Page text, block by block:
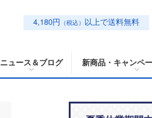
4,180円 （税込） 以上で送料無料
ニュース＆ブログ 新商品・キャンペ